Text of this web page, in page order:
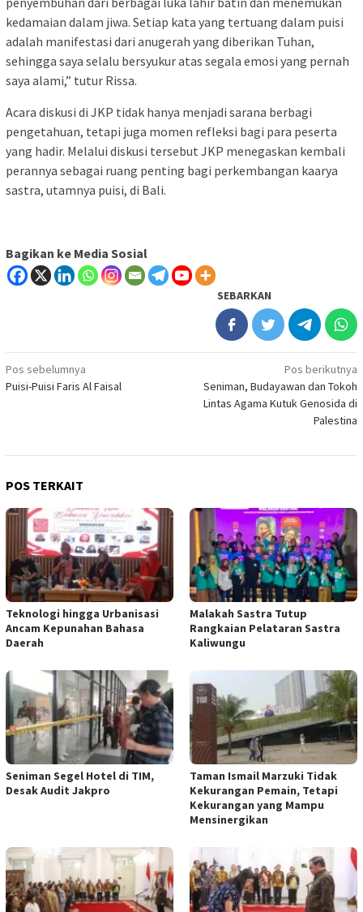
kedamaian dalam jiwa. Setiap kata yang tertuang dalam puisi
adalah manifestasi dari anugerah yang diberikan Tuhan,
sehingga saya selalu bersyukur atas segala emosi yang pernah
saya alami,” tutur Rissa.
Acara diskusi di JKP tidak hanya menjadi sarana berbagi
pengetahuan, tetapi juga momen refleksi bagi para peserta
yang hadir. Melalui diskusi tersebut JKP menegaskan kembali
perannya sebagai ruang penting bagi perkembangan kaarya
sastra, utamnya puisi, di Bali.
Bagikan ke Media Sosial
SEBARKAN
Navigasi
pos
Pos sebelumnya
Puisi-Puisi Faris Al Faisal
Pos berikutnya
Seniman, Budayawan dan Tokoh
Lintas Agama Kutuk Genosida di
Palestina
POS TERKAIT
Teknologi hingga Urbanisasi
Ancam Kepunahan Bahasa
Daerah
Malakah Sastra Tutup
Rangkaian Pelataran Sastra
Kaliwungu
Seniman Segel Hotel di TIM,
Desak Audit Jakpro
Taman Ismail Marzuki Tidak
Kekurangan Pemain, Tetapi
Kekurangan yang Mampu
Mensinergikan